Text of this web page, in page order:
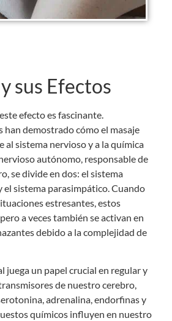
sus Efectos
efecto es fascinante.
han demostrado cómo el masaje
al sistema nervioso y a la química
autónomo, responsable de
se divide en dos: el sistema
el sistema parasimpático. Cuando
estresantes, estos
a veces también se activan en
debido a la complejidad de
juega un papel crucial en regular y
de nuestro cerebro,
adrenalina, endorfinas y
químicos influyen en nuestro